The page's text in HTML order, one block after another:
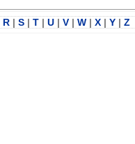
R | S | T | U | V | W | X | Y | Z